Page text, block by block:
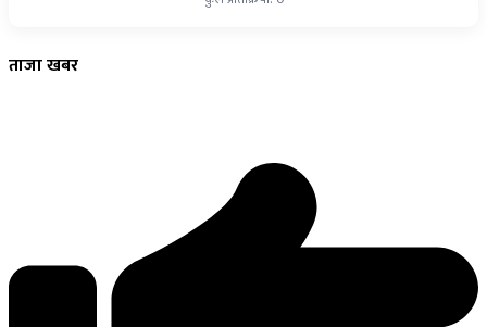
ताजाखबर